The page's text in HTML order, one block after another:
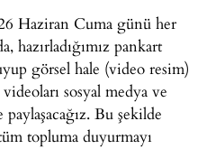
Haziran Cuma günü her
hazırladığımız pankart
görsel hale (video resim)
sosyal medya ve
Bu şekilde
topluma duyurmayı